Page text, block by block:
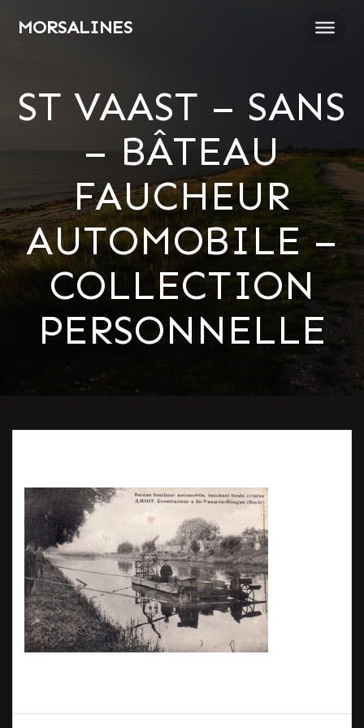
MORSALINES
ST VAAST – SANS
– BÂTEAU
FAUCHEUR
AUTOMOBILE –
COLLECTION
PERSONNELLE